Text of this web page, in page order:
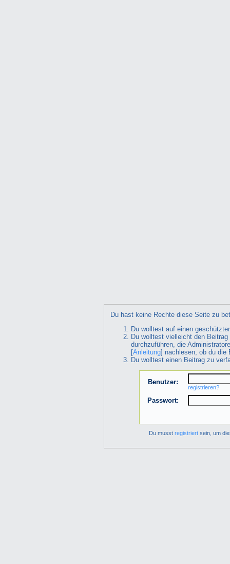
Du hast keine Rechte diese Seite zu
Du wolltest auf einen
Du wolltest vielleicht den
durchzuführen, die
[Anleitung] nachlesen, ob du die
Du wolltest einen Beitrag zu
Benutzer:
registrieren?
Passwort:
Du musstregistriert sein, um